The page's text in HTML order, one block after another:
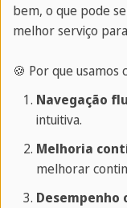
Enriquece os
básicos:A
qualificação
para
compreender
melhor os
contextos e
bem, o que pode
melhor serviço
🍪 Por que usamos
Navegação
intuitiva.
Melhoria
melhorar
Desempenho